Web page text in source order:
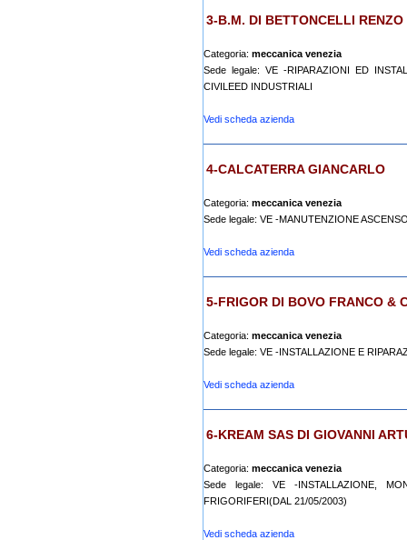
3-B.M. DI BETTONCELLI
Categoria: meccanica venezia
Sede legale: VE -RIPARAZIONI ED
CIVILEED INDUSTRIALI
Vedi scheda azienda
4-CALCATERRA GIANCARLO
Categoria: meccanica venezia
Sede legale: VE -MANUTENZIONE
Vedi scheda azienda
5-FRIGOR DI BOVO FRANCO &
Categoria: meccanica venezia
Sede legale: VE -INSTALLAZIONE E
Vedi scheda azienda
6-KREAM SAS DI GIOVANNI
Categoria: meccanica venezia
Sede legale: VE -INSTALLAZIONE,
FRIGORIFERI(DAL 21/05/2003)
Vedi scheda azienda